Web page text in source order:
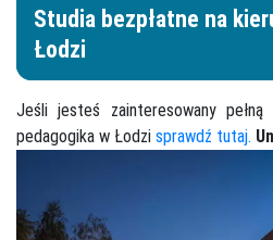
Studia bezpłatne na
Łodzi
Jeśli jesteś zainteresowany
pedagogika w Łodzi sprawdź tutaj.